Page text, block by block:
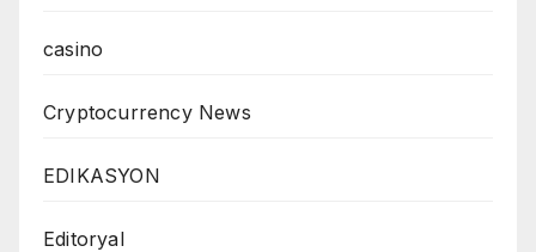
casino
Cryptocurrency News
EDIKASYON
Editoryal